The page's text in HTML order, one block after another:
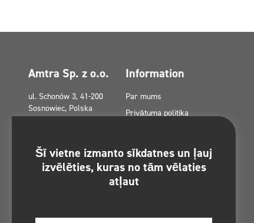
Amtra Sp. z o.o.
ul. Schonów 3, 41-200
Sosnowiec, Polska
Avārijas tālrunis
tel. +48 32 294 41 00
Information
Par mums
Privātuma politika
medijos
Sīkfailu politika (ES)
Eiropas fondu dotācijas
Šī vietne izmanto sīkdatnes un ļauj
izvēlēties, kuras no tām vēlaties
atļaut